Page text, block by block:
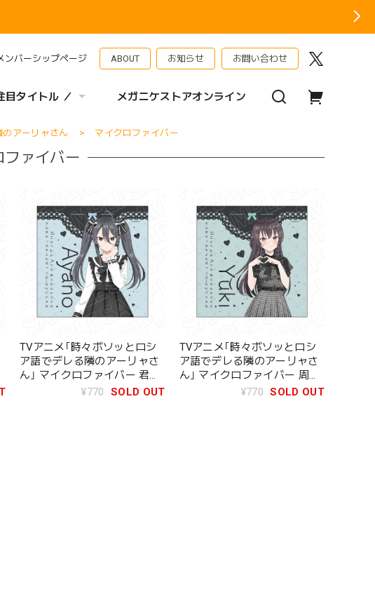
ンバーシップページ ABOUT お知らせ お問い合わせ
目タイトル ／ メガニケストアオンライン
アーリャさん マイクロファイバー
ファイバー
TVアニメ｢時々ボソッとロシ
ア語でデレる隣のアーリャさ
ん｣ マイクロファイバー 君嶋
綾乃 Kawaii ver.
¥770 SOLD OUT
TVアニメ｢時々ボソッとロシ
ア語でデレる隣のアーリャさ
ん｣ マイクロファイバー 周防
有希 Kawaii ver.
¥770 SOLD OUT